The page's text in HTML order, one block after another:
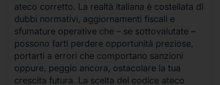
ateco corretto. La realtà italiana è costellata di
dubbi normativi, aggiornamenti fiscali e
sfumature operative che – se sottovalutate –
possono farti perdere opportunità preziose,
portarti a errori che comportano sanzioni
oppure, peggio ancora, ostacolare la tua
crescita futura. La scelta del codice ateco